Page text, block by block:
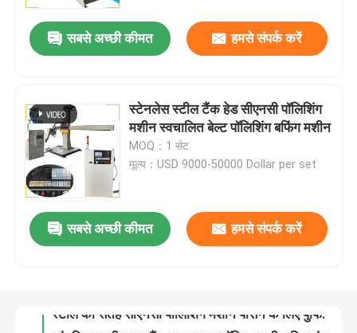
घर
उत्पाद
हमारे बारे में
गुणवत्ता नियंत्रण
सबसे अच्छी कीमत हमसे संपर्क करें
स्टेनलेस स्टील टैंक हेड सीएनसी पॉलिशिंग
मशीन स्वचालित बेल्ट पॉलिशिंग बफिंग मशीन
MOQ：1 सेट
मूल्य：USD 9000-50000 Dollar per set
सबसे अच्छी कीमत हमसे संपर्क करें